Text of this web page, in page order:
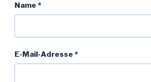
Name *
E-Mail-Adresse *